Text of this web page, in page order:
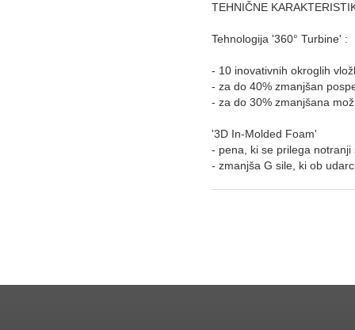
TEHNIČNE
Tehnologija '360° Turbine' :
- 10 inovativnih okroglih
- za do 40% zmanjšan
- za do 30% zmanjšana
'3D In-Molded Foam'
- pena, ki se prilega
- zmanjša G sile, ki ob